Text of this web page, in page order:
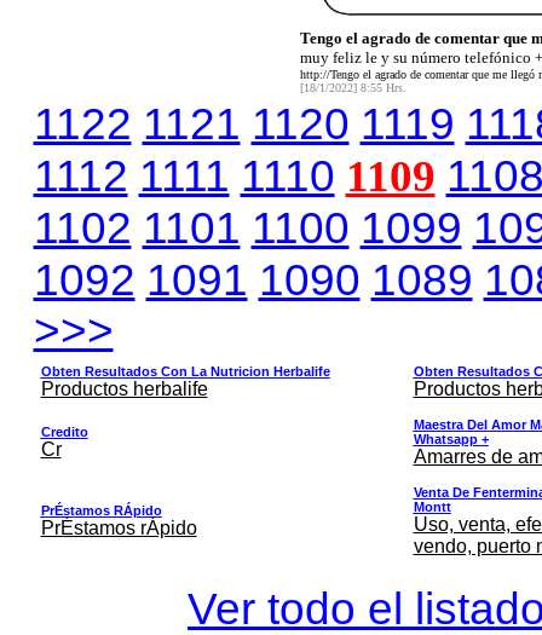
Tengo el agrado de comentar que
muy feliz le y su número telefónico
http://Tengo el agrado de comentar que me
[18/1/2022] 8:55 Hrs.
1122 1121 1120 1119
1112 1111 1110 1109
1102 1101 1100 1099
1092 1091 1090 1089
>>>
Obten Resultados Con La Nutricion Herbalife
Productos herbalife
Obten Resultados
Productos
Credito
Cr
Maestra Del Amor
Whatsapp +
Amarres de
PrÉstamos RÁpido
PrÉstamos rÁpido
Venta De
Montt
Uso, venta,
vendo, puerto
Ver todo el